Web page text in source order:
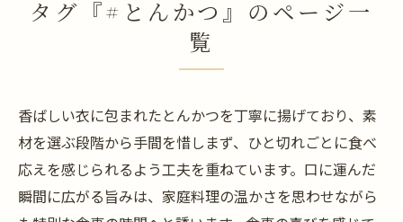
タグ『#とんかつ』のページ一
覧
香ばしい衣に包まれたとんかつを丁寧に揚げており、素
材を選ぶ段階から手間を惜しまず、ひと切れごとに食べ
応えを感じられるよう工夫を重ねています。口に運んだ
瞬間に広がる旨みは、家庭料理の温かさを思わせながら